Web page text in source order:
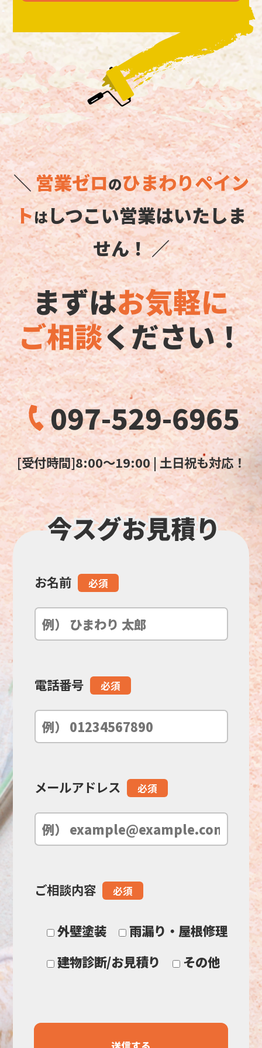
＼営業ゼロのひまわりペイン
トはしつこい営業はいたしま
せん！ ／
まずはお気軽に
ご相談ください！
097-529-6965
[受付時間]8:00～19:00 | 土日祝も対応！
こ
の
フ
ル
空
ま
お名前 必須
電話番号 必須
メールアドレス 必須
ご相談内容 必須
外壁塗装
雨漏り・屋根修理
建物診断/お見積り
その他